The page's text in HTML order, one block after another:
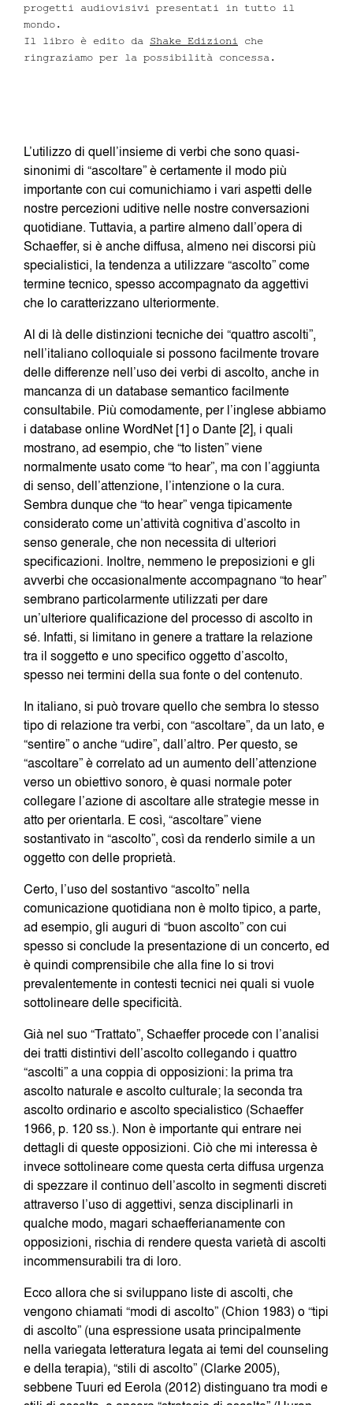
progetti audiovisivi presentati in tutto il
mondo.
Il libro è edito da Shake Edizioni che
ringraziamo per la possibilità concessa.
L’utilizzo di quell’insieme di verbi che sono quasi-
sinonimi di “ascoltare” è certamente il modo più
importante con cui comunichiamo i vari aspetti delle
nostre percezioni uditive nelle nostre conversazioni
quotidiane. Tuttavia, a partire almeno dall’opera di
Schaeffer, si è anche diffusa, almeno nei discorsi più
specialistici, la tendenza a utilizzare “ascolto” come
termine tecnico, spesso accompagnato da aggettivi
che lo caratterizzano ulteriormente.
Al di là delle distinzioni tecniche dei “quattro ascolti”,
nell’italiano colloquiale si possono facilmente trovare
delle differenze nell’uso dei verbi di ascolto, anche in
mancanza di un database semantico facilmente
consultabile. Più comodamente, per l’inglese abbiamo
i database online WordNet [1] o Dante [2], i quali
mostrano, ad esempio, che “to listen” viene
normalmente usato come “to hear”, ma con l’aggiunta
di senso, dell’attenzione, l’intenzione o la cura.
Sembra dunque che “to hear” venga tipicamente
considerato come un’attività cognitiva d’ascolto in
senso generale, che non necessita di ulteriori
specificazioni. Inoltre, nemmeno le preposizioni e gli
avverbi che occasionalmente accompagnano “to hear”
sembrano particolarmente utilizzati per dare
un’ulteriore qualificazione del processo di ascolto in
sé. Infatti, si limitano in genere a trattare la relazione
tra il soggetto e uno specifico oggetto d’ascolto,
spesso nei termini della sua fonte o del contenuto.
In italiano, si può trovare quello che sembra lo stesso
tipo di relazione tra verbi, con “ascoltare”, da un lato, e
“sentire” o anche “udire”, dall’altro. Per questo, se
“ascoltare” è correlato ad un aumento dell’attenzione
verso un obiettivo sonoro, è quasi normale poter
collegare l’azione di ascoltare alle strategie messe in
atto per orientarla. E così, “ascoltare” viene
sostantivato in “ascolto”, così da renderlo simile a un
oggetto con delle proprietà.
Certo, l’uso del sostantivo “ascolto” nella
comunicazione quotidiana non è molto tipico, a parte,
ad esempio, gli auguri di “buon ascolto” con cui
spesso si conclude la presentazione di un concerto, ed
è quindi comprensibile che alla fine lo si trovi
prevalentemente in contesti tecnici nei quali si vuole
sottolineare delle specificità.
Già nel suo “Trattato”, Schaeffer procede con l’analisi
dei tratti distintivi dell’ascolto collegando i quattro
“ascolti” a una coppia di opposizioni: la prima tra
ascolto naturale e ascolto culturale; la seconda tra
ascolto ordinario e ascolto specialistico (Schaeffer
1966, p. 120 ss.). Non è importante qui entrare nei
dettagli di queste opposizioni. Ciò che mi interessa è
invece sottolineare come questa certa diffusa urgenza
di spezzare il continuo dell’ascolto in segmenti discreti
attraverso l’uso di aggettivi, senza disciplinarli in
qualche modo, magari schaefferianamente con
opposizioni, rischia di rendere questa varietà di ascolti
incommensurabili tra di loro.
Ecco allora che si sviluppano liste di ascolti, che
vengono chiamati “modi di ascolto” (Chion 1983) o “tipi
di ascolto” (una espressione usata principalmente
nella variegata letteratura legata ai temi del counseling
e della terapia), “stili di ascolto” (Clarke 2005),
sebbene Tuuri ed Eerola (2012) distinguano tra modi e